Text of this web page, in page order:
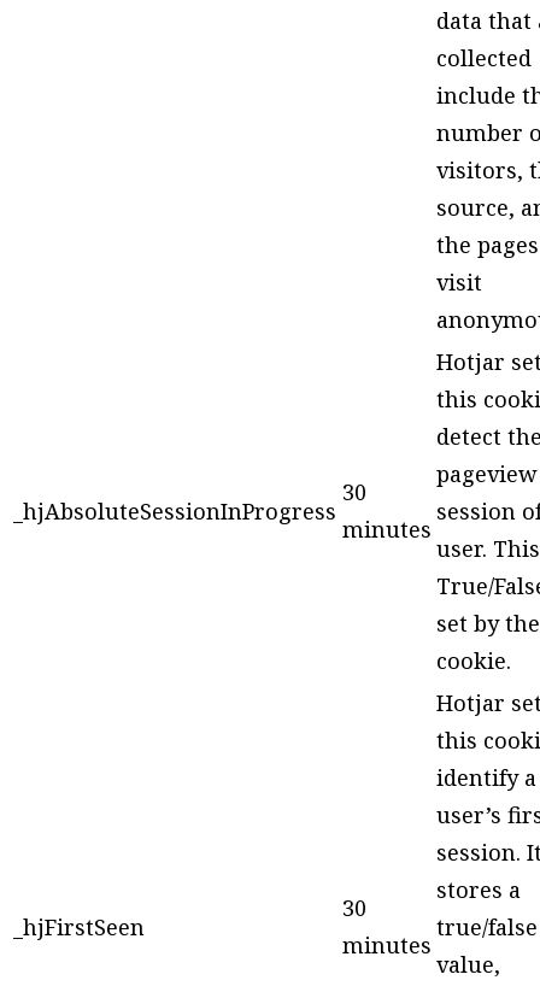
data that
collected
include
number
visitors,
source,
the
visit
_hjAbsoluteSessionInProgress
30
minutes
Hotjar
this
detect
pageview
session
user.
True/
set by the
cookie.
_hjFirstSeen
30
minutes
Hotjar
this
identify
user’s
session.
stores a
true/false
value,